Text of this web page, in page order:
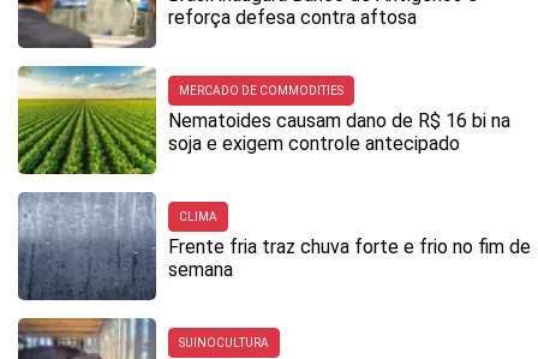
reforça defesa contra aftosa
MERCADO DE COMMODITIES
Nematoides causam dano de R$ 16 bi na
soja e exigem controle antecipado
CLIMA
Frente fria traz chuva forte e frio no fim de
semana
SUINOCULTURA